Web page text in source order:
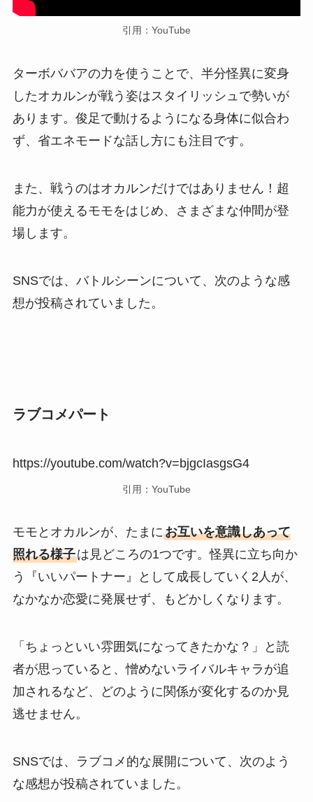
引用：YouTube
ターボババアの力を使うことで、半分怪異に変身
したオカルンが戦う姿はスタイリッシュで勢いが
あります。俊足で動けるようになる身体に似合わ
ず、省エネモードな話し方にも注目です。
また、戦うのはオカルンだけではありません！超
能力が使えるモモをはじめ、さまざまな仲間が登
場します。
SNSでは、バトルシーンについて、次のような感
想が投稿されていました。
ラブコメパート
https://youtube.com/watch?v=bjgcIasgsG4
引用：YouTube
モモとオカルンが、たまにお互いを意識しあって
照れる様子は見どころの1つです。怪異に立ち向か
う『いいパートナー』として成長していく2人が、
なかなか恋愛に発展せず、もどかしくなります。
「ちょっといい雰囲気になってきたかな？」と読
者が思っていると、憎めないライバルキャラが追
加されるなど、どのように関係が変化するのか見
逃せません。
SNSでは、ラブコメ的な展開について、次のよう
な感想が投稿されていました。